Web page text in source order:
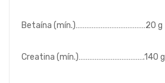
Betaína (mín.)…………………………………20 g
Creatina (mín.)……………………………….140 g